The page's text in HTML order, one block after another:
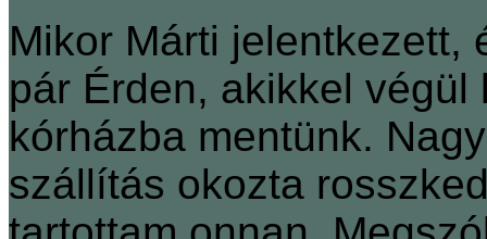
Mikor Márti jelentkezett,
pár Érden, akikkel
kórházba mentünk.
szállítás okozta